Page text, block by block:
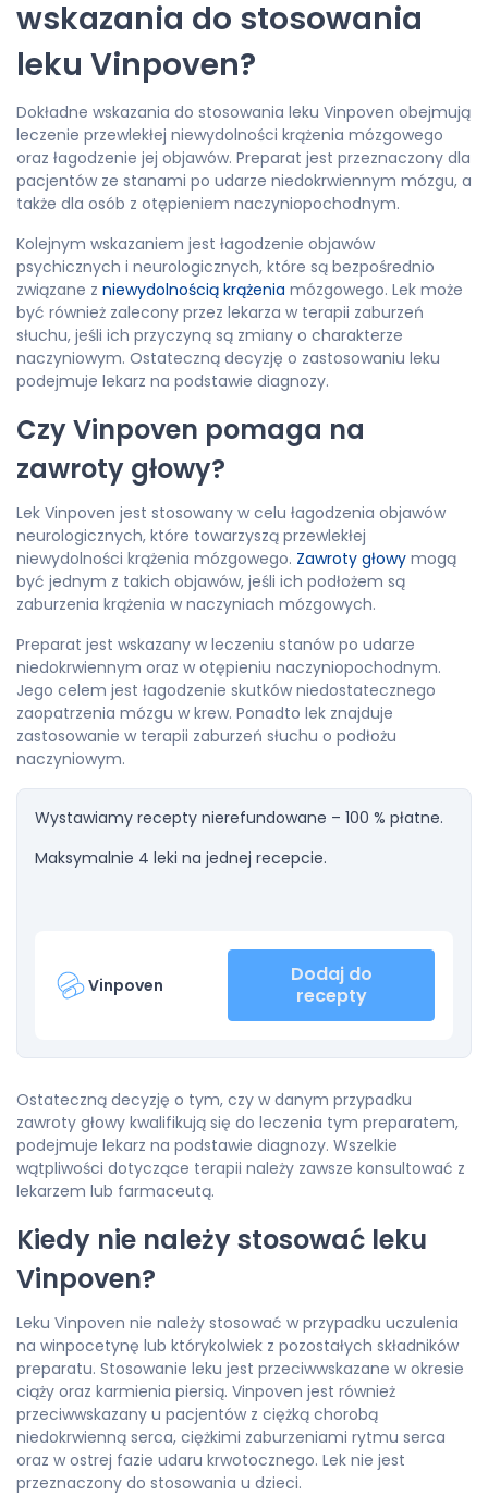
wskazania do stosowania
leku Vinpoven?
Dokładne wskazania do stosowania leku Vinpoven obejmują
leczenie przewlekłej niewydolności krążenia mózgowego
oraz łagodzenie jej objawów. Preparat jest przeznaczony dla
pacjentów ze stanami po udarze niedokrwiennym mózgu, a
także dla osób z otępieniem naczyniopochodnym.
Kolejnym wskazaniem jest łagodzenie objawów
psychicznych i neurologicznych, które są bezpośrednio
związane z niewydolnością krążenia mózgowego. Lek może
być również zalecony przez lekarza w terapii zaburzeń
słuchu, jeśli ich przyczyną są zmiany o charakterze
naczyniowym. Ostateczną decyzję o zastosowaniu leku
podejmuje lekarz na podstawie diagnozy.
Czy Vinpoven pomaga na
zawroty głowy?
Lek Vinpoven jest stosowany w celu łagodzenia objawów
neurologicznych, które towarzyszą przewlekłej
niewydolności krążenia mózgowego. Zawroty głowy mogą
być jednym z takich objawów, jeśli ich podłożem są
zaburzenia krążenia w naczyniach mózgowych.
Preparat jest wskazany w leczeniu stanów po udarze
niedokrwiennym oraz w otępieniu naczyniopochodnym.
Jego celem jest łagodzenie skutków niedostatecznego
zaopatrzenia mózgu w krew. Ponadto lek znajduje
zastosowanie w terapii zaburzeń słuchu o podłożu
naczyniowym.
Wystawiamy recepty nierefundowane – 100 % płatne.
Maksymalnie 4 leki na jednej recepcie.
Vinpoven
Dodaj do
recepty
Ostateczną decyzję o tym, czy w danym przypadku
zawroty głowy kwalifikują się do leczenia tym preparatem,
podejmuje lekarz na podstawie diagnozy. Wszelkie
wątpliwości dotyczące terapii należy zawsze konsultować z
lekarzem lub farmaceutą.
Kiedy nie należy stosować leku
Vinpoven?
Leku Vinpoven nie należy stosować w przypadku uczulenia
na winpocetynę lub którykolwiek z pozostałych składników
preparatu. Stosowanie leku jest przeciwwskazane w okresie
ciąży oraz karmienia piersią. Vinpoven jest również
przeciwwskazany u pacjentów z ciężką chorobą
niedokrwienną serca, ciężkimi zaburzeniami rytmu serca
oraz w ostrej fazie udaru krwotocznego. Lek nie jest
przeznaczony do stosowania u dzieci.